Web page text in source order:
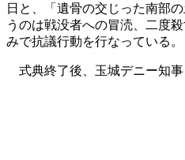
日と、「遺骨の交じった南部
うのは戦没者への冒涜、二度
みで抗議行動を行なっている。
式典終了後、玉城デニー知事